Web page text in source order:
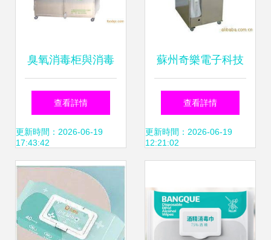
臭氧消毒柜與消毒
用品的科學搭配指
南 原理、技巧與安
全須知
查看詳情
更新時間：2026-06-19
17:43:42
蘇州奇樂電子科技
消毒滅菌設備與消
毒用品產品線概覽
查看詳情
更新時間：2026-06-19
12:21:02